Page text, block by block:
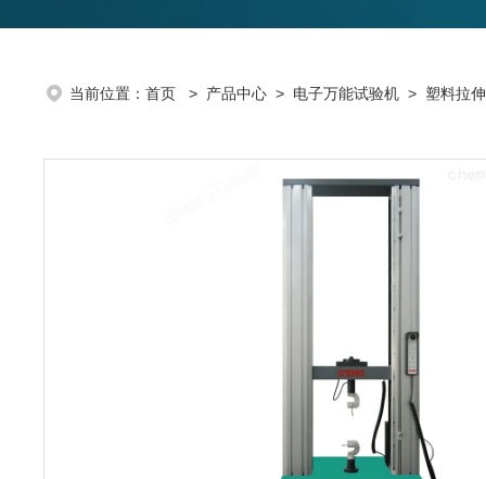
当前位置： 首页 > 产品中心 > 电子万能试验机 > 塑料拉